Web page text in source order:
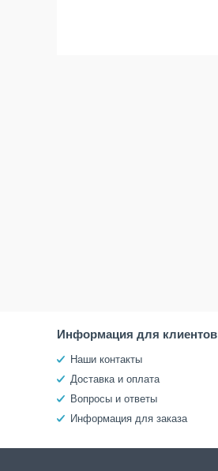
Информация для клиентов
Наши контакты
Доставка и оплата
Вопросы и ответы
Информация для заказа